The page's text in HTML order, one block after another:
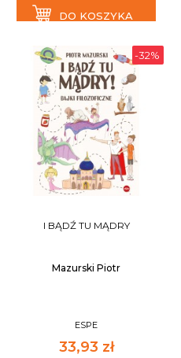
DO KOSZYKA
-32%
I BĄDŹ TU MĄDRY
Mazurski Piotr
ESPE
33,93 zł